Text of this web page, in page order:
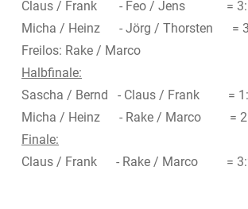
Claus / Frank - Feo / Jens =
Micha / Heinz - Jörg / Thorsten =
Freilos: Rake / Marco
Halbfinale:
Sascha / Bernd - Claus / Frank =
Micha / Heinz - Rake / Marco =
Finale:
Claus / Frank - Rake / Marco =